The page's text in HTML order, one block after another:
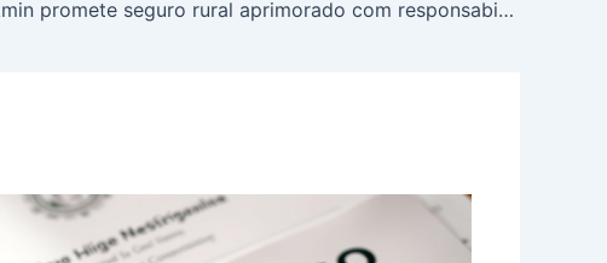
Alckmin promete seguro rural aprimorado com responsabilidade fiscal e anuncia R$ 10 bi em crédito para máquinas agrícolas na Agrishow